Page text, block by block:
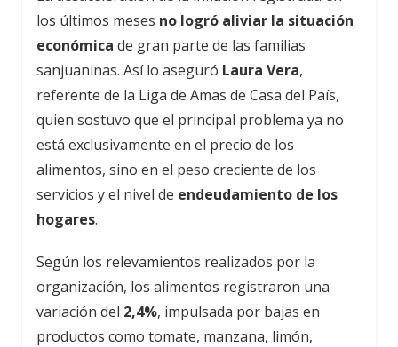
los últimos meses no logró aliviar la situación
económica de gran parte de las familias
sanjuaninas. Así lo aseguró Laura Vera,
referente de la Liga de Amas de Casa del País,
quien sostuvo que el principal problema ya no
está exclusivamente en el precio de los
alimentos, sino en el peso creciente de los
servicios y el nivel de endeudamiento de los
hogares.
Según los relevamientos realizados por la
organización, los alimentos registraron una
variación del 2,4%, impulsada por bajas en
productos como tomate, manzana, limón,